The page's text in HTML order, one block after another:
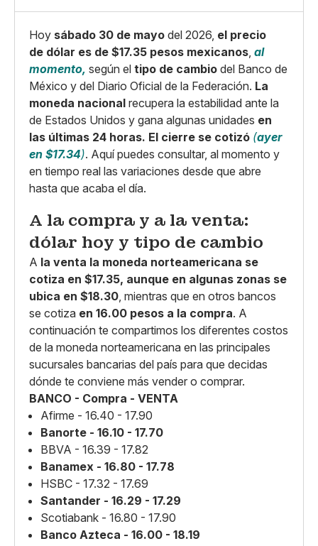
Hoy sábado 30 de mayo del 2026, el precio
de dólar es de $17.35 pesos mexicanos, al
momento, según el tipo de cambio del Banco de
México y del Diario Oficial de la Federación. La
moneda nacional recupera la estabilidad ante la
de Estados Unidos y gana algunas unidades en
las últimas 24 horas. El cierre se cotizó (ayer
en $17.34). Aquí puedes consultar, al momento y
en tiempo real las variaciones desde que abre
hasta que acaba el día.
A la compra y a la venta:
dólar hoy y tipo de cambio
A la venta la moneda norteamericana se
cotiza en $17.35, aunque en algunas zonas se
ubica en $18.30 , mientras que en otros bancos
se cotiza en 16.00 pesos a la compra. A
continuación te compartimos los diferentes costos
de la moneda norteamericana en las principales
sucursales bancarias del país para que decidas
dónde te conviene más vender o comprar.
BANCO - Compra - VENTA
Afirme - 16.40 - 17.90
Banorte - 16.10 - 17.70
BBVA - 16.39 - 17.82
Banamex - 16.80 - 17.78
HSBC - 17.32 - 17.69
Santander - 16.29 - 17.29
Scotiabank - 16.80 - 17.90
Banco Azteca - 16.00 - 18.19